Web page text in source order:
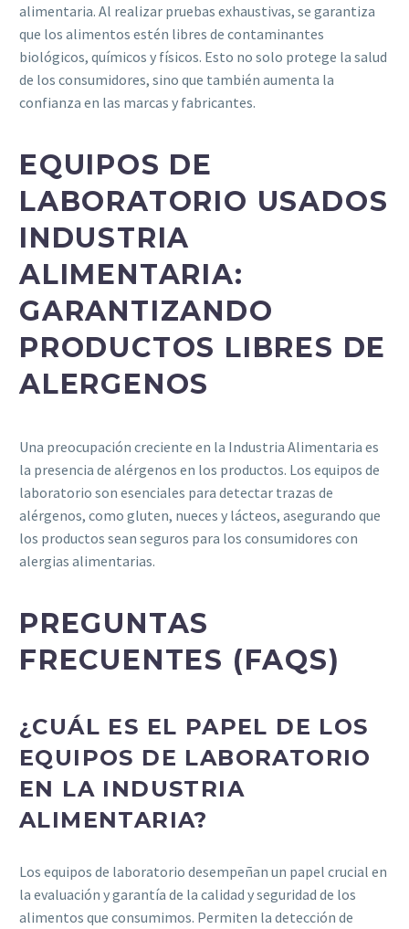
alimentaria. Al realizar pruebas exhaustivas, se garantiza
que los alimentos estén libres de contaminantes
biológicos, químicos y físicos. Esto no solo protege la salud
de los consumidores, sino que también aumenta la
confianza en las marcas y fabricantes.
EQUIPOS DE
LABORATORIO USADOS
INDUSTRIA
ALIMENTARIA:
GARANTIZANDO
PRODUCTOS LIBRES DE
ALERGENOS
Una preocupación creciente en la Industria Alimentaria es
la presencia de alérgenos en los productos. Los equipos de
laboratorio son esenciales para detectar trazas de
alérgenos, como gluten, nueces y lácteos, asegurando que
los productos sean seguros para los consumidores con
alergias alimentarias.
PREGUNTAS
FRECUENTES (FAQS)
¿CUÁL ES EL PAPEL DE LOS
EQUIPOS DE LABORATORIO
EN LA INDUSTRIA
ALIMENTARIA?
Los equipos de laboratorio desempeñan un papel crucial en
la evaluación y garantía de la calidad y seguridad de los
alimentos que consumimos. Permiten la detección de